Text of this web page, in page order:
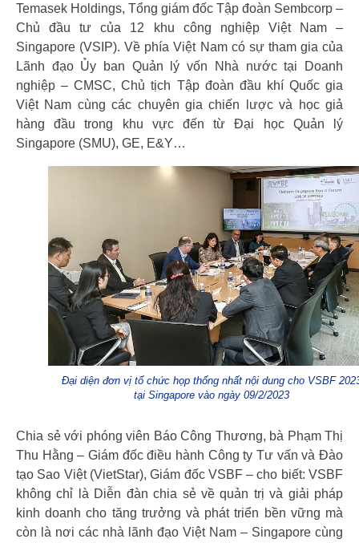
Temasek Holdings, Tổng giám đốc Tập đoàn Sembcorp –
Chủ đầu tư của 12 khu công nghiệp Việt Nam –
Singapore (VSIP). Về phía Việt Nam có sự tham gia của
Lãnh đạo Ủy ban Quản lý vốn Nhà nước tại Doanh
nghiệp – CMSC, Chủ tịch Tập đoàn đầu khí Quốc gia
Việt Nam cùng các chuyên gia chiến lược và học giả
hàng đầu trong khu vực đến từ Đại học Quản lý
Singapore (SMU), GE, E&Y…
Đại diện đơn vị tổ chức họp thống nhất nội dung cho VSBF
tại Singapore vào ngày 09/2/2023
Chia sẻ với phóng viên Báo Công Thương, bà Phạm Thị
Thu Hằng – Giám đốc điều hành Công ty Tư vấn và Đào
tạo Sao Việt (VietStar), Giám đốc VSBF – cho biết: VSBF
không chỉ là Diễn đàn chia sẻ về quản trị và giải pháp
kinh doanh cho tăng trưởng và phát triển bền vững mà
còn là nơi các nhà lãnh đạo Việt Nam – Singapore cùng